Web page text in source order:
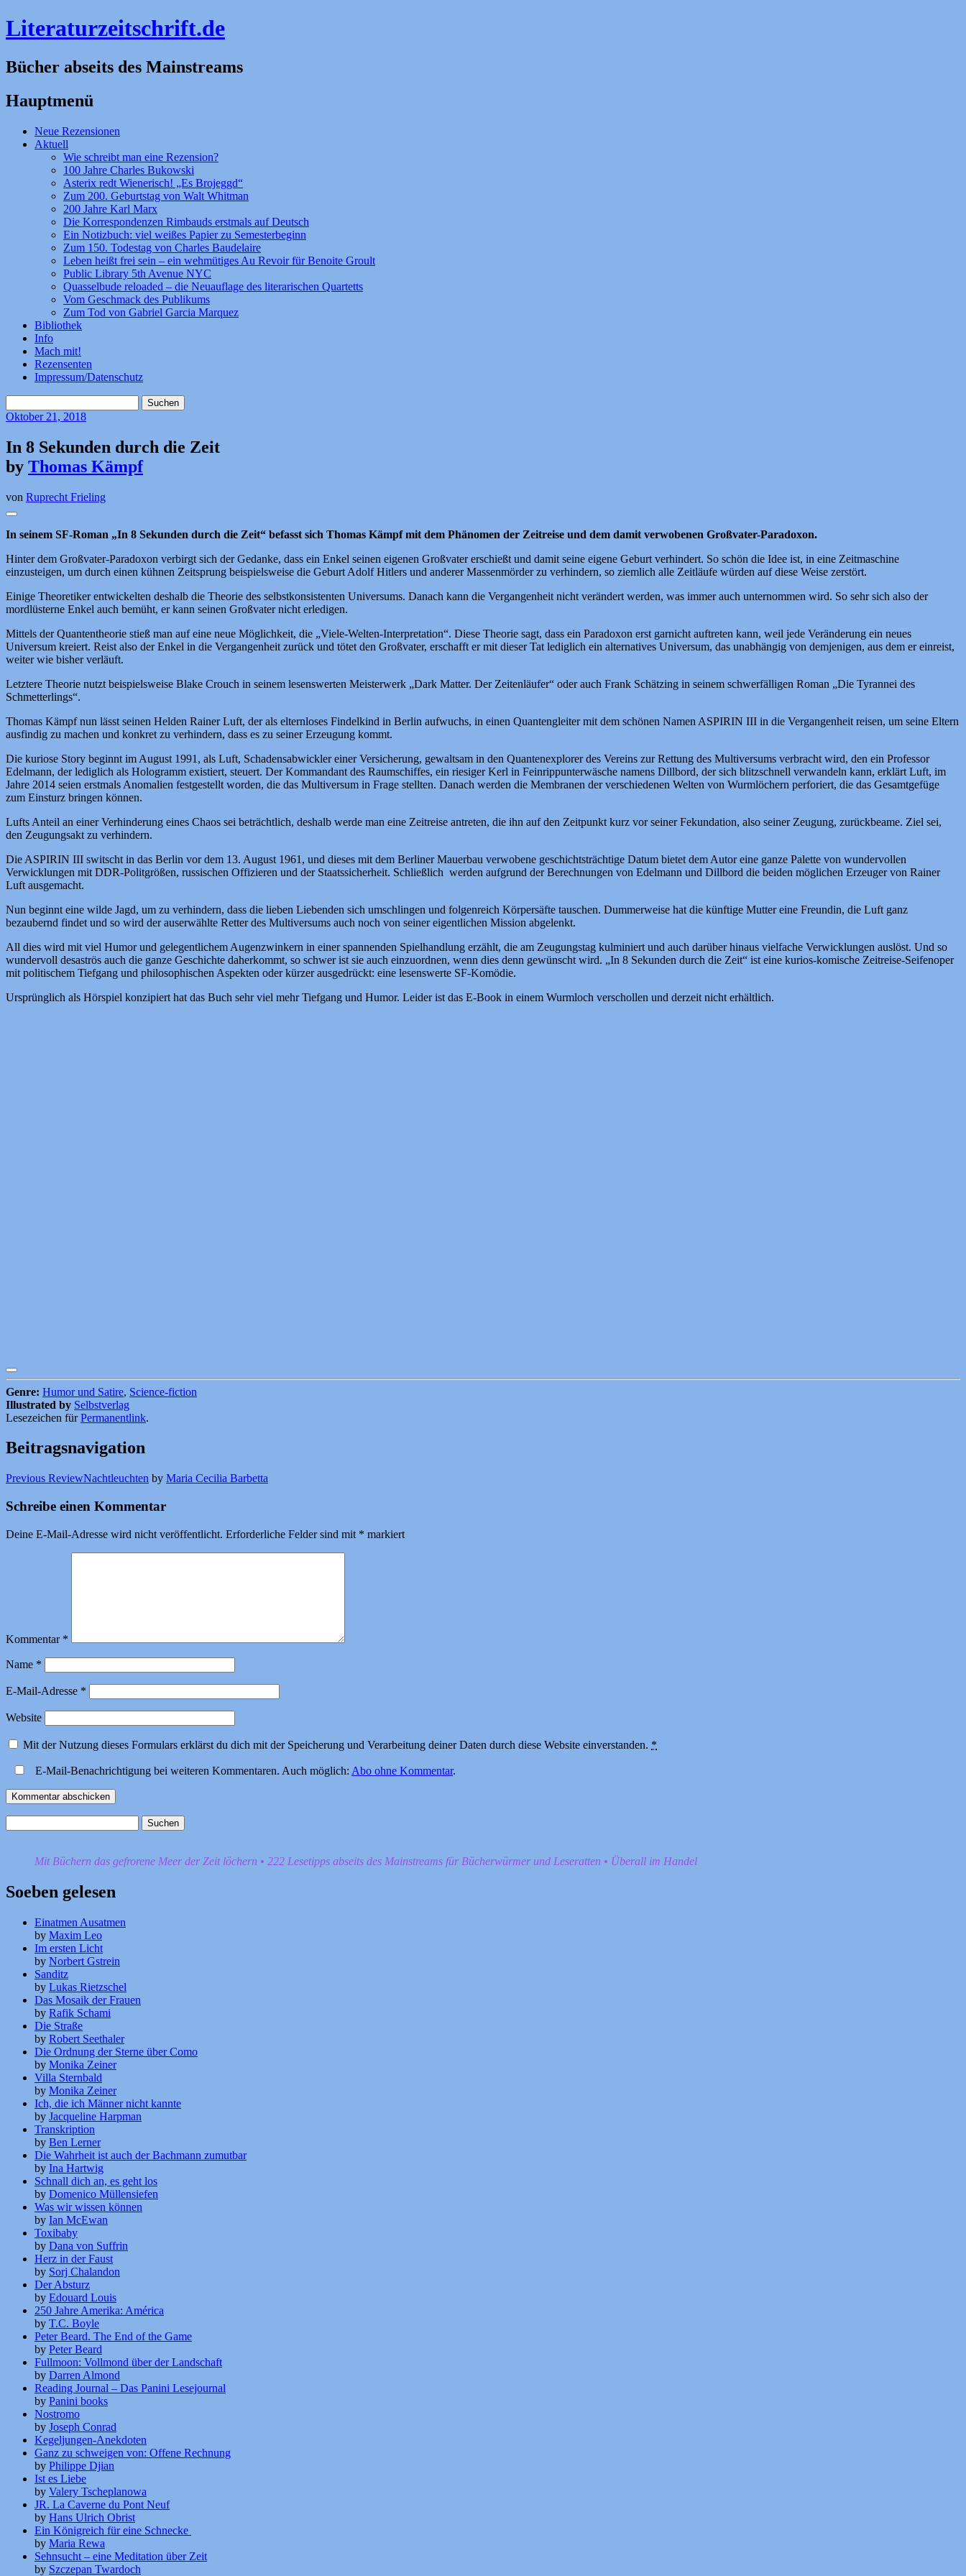
Literaturzeitschrift.de
Bücher abseits des Mainstreams
Hauptmenü
Zum
Inhalt
Neue Rezensionen
Aktuell
Wie schreibt man eine Rezension?
100 Jahre Charles Bukowski
Asterix redt Wienerisch! „Es Brojeggd“
Zum 200. Geburtstag von Walt Whitman
200 Jahre Karl Marx
Die Korrespondenzen Rimbauds erstmals auf Deutsch
Ein Notizbuch: viel weißes Papier zu Semesterbeginn
Zum 150. Todestag von Charles Baudelaire
Leben heißt frei sein – ein wehmütiges Au Revoir für Benoite Groult
Public Library 5th Avenue NYC
Quasselbude reloaded – die Neuauflage des literarischen Quartetts
Vom Geschmack des Publikums
Zum Tod von Gabriel Garcia Marquez
Bibliothek
Info
Mach mit!
Rezensenten
Impressum/Datenschutz
nach:
Oktober21, 2018
In 8 Sekunden durch die Zeit
by Thomas Kämpf
von Ruprecht Frieling
In seinem SF-Roman „In 8 Sekunden durch die Zeit“ befasst sich Thomas Kämpf mit dem Phänomen der Zeitreise und dem damit verwobenen Großvater-Paradoxon.
Hinter dem Großvater-Paradoxon verbirgt sich der Gedanke, dass ein Enkel seinen eigenen Großvater erschießt und damit seine eigene Geburt verhindert. So schön die Idee ist, in eine Zeitmaschine
einzusteigen, um durch einen kühnen Zeitsprung beispielsweise die Geburt Adolf Hitlers und anderer Massenmörder zu verhindern, so ziemlich alle Zeitläufe würden auf diese Weise zerstört.
Einige Theoretiker entwickelten deshalb die Theorie des selbstkonsistenten Universums. Danach kann die Vergangenheit nicht verändert werden, was immer auch unternommen wird. So sehr sich also der
mordlüsterne Enkel auch bemüht, er kann seinen Großvater nicht erledigen.
Mittels der Quantentheorie stieß man auf eine neue Möglichkeit, die „Viele-Welten-Interpretation“. Diese Theorie sagt, dass ein Paradoxon erst garnicht auftreten kann, weil jede Veränderung ein neues
Universum kreiert. Reist also der Enkel in die Vergangenheit zurück und tötet den Großvater, erschafft er mit dieser Tat lediglich ein alternatives Universum, das unabhängig von demjenigen, aus dem er einreist,
weiter wie bisher verläuft.
Letztere Theorie nutzt beispielsweise Blake Crouch in seinem lesenswerten Meisterwerk „Dark Matter. Der Zeitenläufer“ oder auch Frank Schätzing in seinem schwerfälligen Roman „Die Tyrannei des
Schmetterlings“.
Thomas Kämpf nun lässt seinen Helden Rainer Luft, der als elternloses Findelkind in Berlin aufwuchs, in einen Quantengleiter mit dem schönen Namen ASPIRIN III in die Vergangenheit reisen, um seine Eltern
ausfindig zu machen und konkret zu verhindern, dass es zu seiner Erzeugung kommt.
Die kuriose Story beginnt im August 1991, als Luft, Schadensabwickler einer Versicherung, gewaltsam in den Quantenexplorer des Vereins zur Rettung des Multiversums verbracht wird, den ein Professor
Edelmann, der lediglich als Hologramm existiert, steuert. Der Kommandant des Raumschiffes, ein riesiger Kerl in Feinrippunterwäsche namens Dillbord, der sich blitzschnell verwandeln kann, erklärt Luft, im
Jahre 2014 seien erstmals Anomalien festgestellt worden, die das Multiversum in Frage stellten. Danach werden die Membranen der verschiedenen Welten von Wurmlöchern perforiert, die das Gesamtgefüge
zum Einsturz bringen können.
Lufts Anteil an einer Verhinderung eines Chaos sei beträchtlich, deshalb werde man eine Zeitreise antreten, die ihn auf den Zeitpunkt kurz vor seiner Fekundation, also seiner Zeugung, zurückbeame. Ziel sei,
den Zeugungsakt zu verhindern.
Die ASPIRIN III switscht in das Berlin vor dem 13. August 1961, und dieses mit dem Berliner Mauerbau verwobene geschichtsträchtige Datum bietet dem Autor eine ganze Palette von wundervollen
Verwicklungen mit DDR-Politgrößen, russischen Offizieren und der Staatssicherheit. Schließlich werden aufgrund der Berechnungen von Edelmann und Dillbord die beiden möglichen Erzeuger von Rainer
Luft ausgemacht.
Nun beginnt eine wilde Jagd, um zu verhindern, dass die lieben Liebenden sich umschlingen und folgenreich Körpersäfte tauschen. Dummerweise hat die künftige Mutter eine Freundin, die Luft ganz
bezaubernd findet und so wird der auserwählte Retter des Multiversums auch noch von seiner eigentlichen Mission abgelenkt.
All dies wird mit viel Humor und gelegentlichem Augenzwinkern in einer spannenden Spielhandlung erzählt, die am Zeugungstag kulminiert und auch darüber hinaus vielfache Verwicklungen auslöst. Und so
wundervoll desaströs auch die ganze Geschichte daherkommt, so schwer ist sie auch einzuordnen, wenn dies denn gewünscht wird. „In 8 Sekunden durch die Zeit“ ist eine kurios-komische Zeitreise-Seifenoper
mit politischem Tiefgang und philosophischen Aspekten oder kürzer ausgedrückt: eine lesenswerte SF-Komödie.
Ursprünglich als Hörspiel konzipiert hat das Buch sehr viel mehr Tiefgang und Humor. Leider ist das E-Book in einem Wurmloch verschollen und derzeit nicht erhältlich.
Genre: Humor und Satire, Science-fiction
Illustrated by Selbstverlag
Lesezeichen fürPermanentlink.
Beitragsnavigation
Previous ReviewNachtleuchten by Maria Cecilia Barbetta
Schreibe einen Kommentar
Deine E-Mail-Adresse wird nicht veröffentlicht. Erforderliche Felder sind mit * markiert
Kommentar *
Name *
E-Mail-Adresse *
Website
Mit der Nutzung dieses Formulars erklärst du dich mit der Speicherung und Verarbeitung deiner Daten durch diese Website einverstanden. *
E-Mail-Benachrichtigung bei weiteren Kommentaren. Auch möglich: Abo ohne Kommentar.
nach:
Mit Büchern das gefrorene Meer der Zeit löchern • 222 Lesetipps abseits des Mainstreams für Bücherwürmer und Leseratten • Überall im Handel
Soeben gelesen
Einatmen Ausatmen
by Maxim Leo
Im ersten Licht
by Norbert Gstrein
Sanditz
by Lukas Rietzschel
Das Mosaik der Frauen
by Rafik Schami
Die Straße
by Robert Seethaler
Die Ordnung der Sterne über Como
by Monika Zeiner
Villa Sternbald
by Monika Zeiner
Ich, die ich Männer nicht kannte
by Jacqueline Harpman
Transkription
by Ben Lerner
Die Wahrheit ist auch der Bachmann zumutbar
by Ina Hartwig
Schnall dich an, es geht los
by Domenico Müllensiefen
Was wir wissen können
by Ian McEwan
Toxibaby
by Dana von Suffrin
Herz in der Faust
by Sorj Chalandon
Der Absturz
by Edouard Louis
250 Jahre Amerika: América
by T.C. Boyle
Peter Beard. The End of the Game
by Peter Beard
Fullmoon: Vollmond über der Landschaft
by Darren Almond
Reading Journal – Das Panini Lesejournal
by Panini books
Nostromo
by Joseph Conrad
Kegeljungen-Anekdoten
Ganz zu schweigen von: Offene Rechnung
by Philippe Djian
Ist es Liebe
by Valery Tscheplanowa
JR. La Caverne du Pont Neuf
by Hans Ulrich Obrist
Ein Königreich für eine Schnecke
by Maria Rewa
Sehnsucht – eine Meditation über Zeit
by Szczepan Twardoch